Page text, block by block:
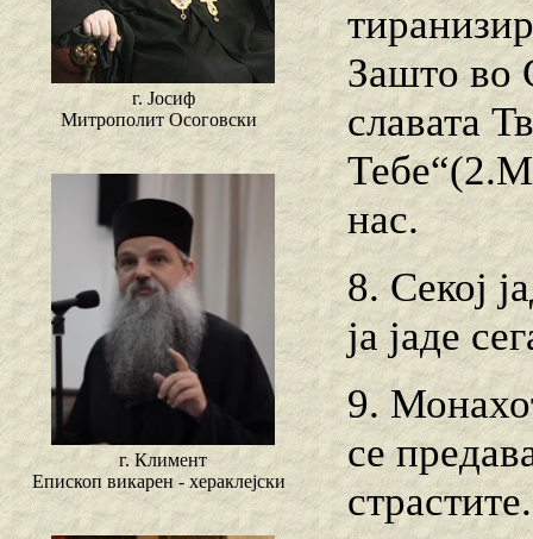
г. Јосиф
Митрополит Осоговски
г. Климент
Епископ викарен - хераклејски
Зашто во
славата
нас.
8. Секој
ја јаде
9.
се
страстите.